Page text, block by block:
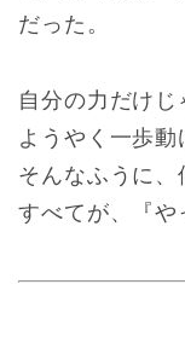
だった。
自分の力だけ
ようやく一歩
そんなふうに、
すべてが、『や